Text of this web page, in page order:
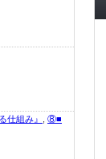
仕組み』
⑧■